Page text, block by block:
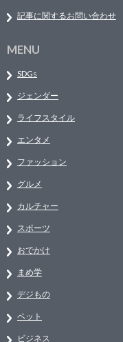
記事に関するお問い合わせ
MENU
SDGs
ジェンダー
ライフスタイル
エンタメ
ファッション
グルメ
カルチャー
スポーツ
おでかけ
まめ学
デジもの
ペット
ビジネス